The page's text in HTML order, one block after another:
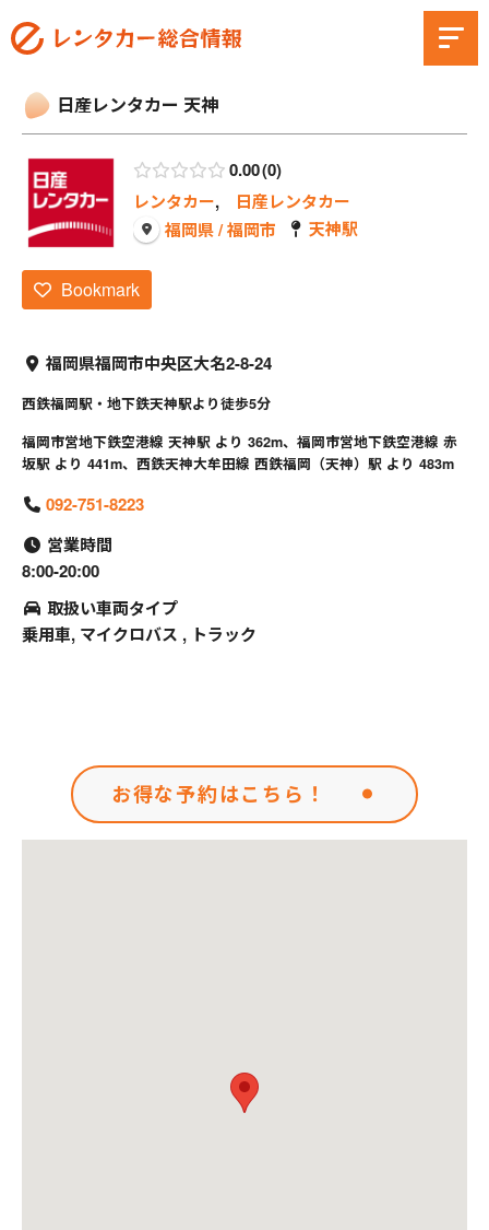
日産レンタカー 天神
0.00 0
レンタカー, 日産レンタカー
福岡県 / 福岡市
天神駅
Bookmark
福岡県福岡市中央区大名2-8-24
西鉄福岡駅・地下鉄天神駅より徒歩5分
福岡市営地下鉄空港線 天神駅 より 362m、福岡市営地下鉄空港線 赤
坂駅 より 441m、西鉄天神大牟田線 西鉄福岡（天神）駅 より 483m
092-751-8223
営業時間
8:00-20:00
取扱い車両タイプ
乗用車, マイクロバス , トラック
お得な予約はこちら！